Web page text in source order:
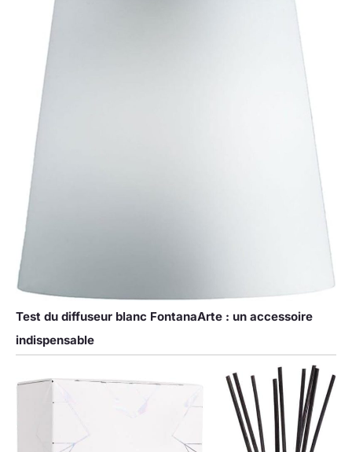
Test du diffuseur blanc FontanaArte : un accessoire
indispensable